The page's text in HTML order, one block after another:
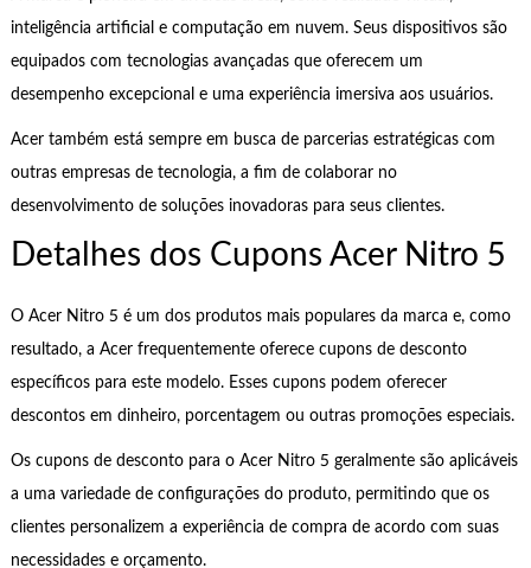
inteligência artificial e computação em nuvem. Seus dispositivos são
equipados com tecnologias avançadas que oferecem um
desempenho excepcional e uma experiência imersiva aos usuários.
Acer também está sempre em busca de parcerias estratégicas com
outras empresas de tecnologia, a fim de colaborar no
desenvolvimento de soluções inovadoras para seus clientes.
Detalhes dos Cupons Acer Nitro 5
O Acer Nitro 5 é um dos produtos mais populares da marca e, como
resultado, a Acer frequentemente oferece cupons de desconto
específicos para este modelo. Esses cupons podem oferecer
descontos em dinheiro, porcentagem ou outras promoções especiais.
Os cupons de desconto para o Acer Nitro 5 geralmente são aplicáveis
​​a uma variedade de configurações do produto, permitindo que os
clientes personalizem a experiência de compra de acordo com suas
necessidades e orçamento.